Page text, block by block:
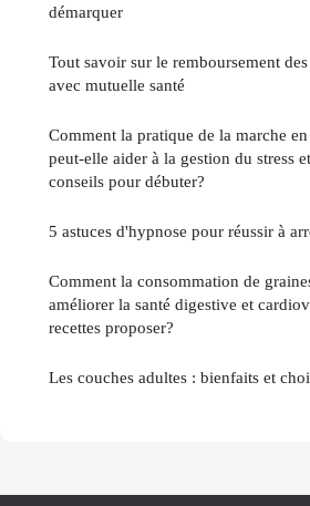
démarquer
Tout savoir sur le remboursement
avec mutuelle santé
Comment la pratique de la marche
peut-elle aider à la gestion du stress
conseils pour débuter?
5 astuces d'hypnose pour réussir à
Comment la consommation de
améliorer la santé digestive et
recettes proposer?
Les couches adultes : bienfaits et